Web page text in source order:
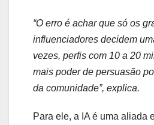
“O erro é achar que só os
influenciadores decidem
vezes, perfis com 10 a 20
mais poder de persuasão
da comunidade”, explica.
Para ele, a IA é uma aliada